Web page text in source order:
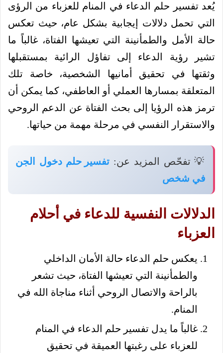
يُعد تفسير حلم الدعاء في المنام للعزباء من الرؤى
التي تحمل دلالات إيجابية بشكل عام، حيث تعكس
حالة الأمل والطمأنينة التي تعيشها الفتاة، غالباً ما
تشير رؤية الدعاء إلى تفاؤل الرائية بمستقبلها
وثقتها في تحقيق أمانيها الشخصية، خاصة تلك
المتعلقة بمسارها العملي أو العاطفي، كما يمكن أن
ترمز هذه الرؤيا إلى بحث الفتاة عن الدعم الروحي
والاستقرار النفسي في مرحلة مهمة من حياتها.
💡 تفحّص المزيد عن: تفسير حلم دخول الجن
في شخص
الدلالات النفسية للدعاء في أحلام
العزباء
يعكس حلم الدعاء حالة الأمان الداخلي
والطمأنينة التي تعيشها الفتاة، حيث تشعر
بالراحة والاتصال الروحي أثناء مناجاة الله في
المنام.
غالباً ما يدل تفسير حلم الدعاء في المنام
للعزباء على رغبتها العميقة في تحقيق